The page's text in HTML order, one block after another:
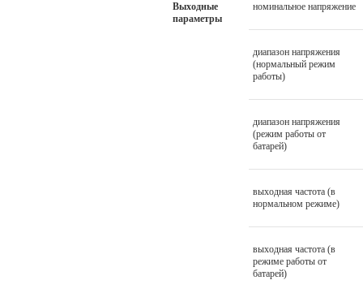
Выходные
параметры
номинальное напряжение
диапазон напряжения
(нормальный режим
работы)
диапазон напряжения
(режим работы от
батарей)
выходная частота (в
нормальном режиме)
выходная частота (в
режиме работы от
батарей)